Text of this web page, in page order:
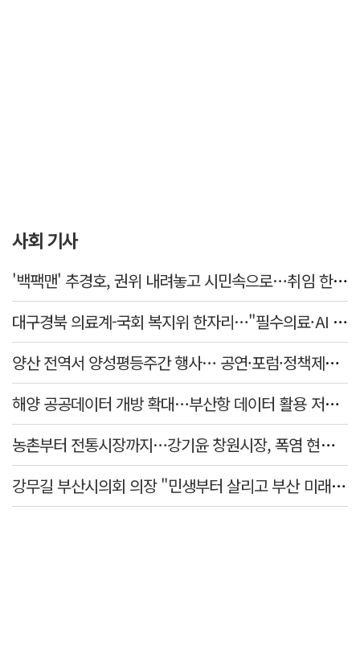
사회 기사
'백팩맨' 추경호, 권위 내려놓고 시민속으로…취임 한 달 '현장' 행보 눈길
대구경북 의료계-국회 복지위 한자리…"필수의료·AI 바이오 협력 강화"
양산 전역서 양성평등주간 행사… 공연·포럼·정책제안 잇따라
해양 공공데이터 개방 확대…부산항 데이터 활용 저변 넓힌다
농촌부터 전통시장까지…강기윤 창원시장, 폭염 현장 누볐다
강무길 부산시의회 의장 "민생부터 살리고 부산 미래 준비하겠다"